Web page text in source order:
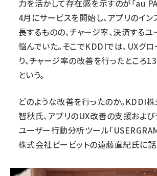
力を活かして存在感を示すのが「au
4月にサービスを開始し、アプリのイ
長するものの、チャージ率、決済する
悩んでいた。そこでKDDIでは、UXグ
り、チャージ率の改善を行ったところ
という。
どのような改善を行ったのか。 KDDI
智秋氏、アプリのUX改善の支援およ
ユーザー行動分析ツール「
株式会社ビービットの遠藤直紀氏に話